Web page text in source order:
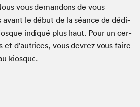
vous deman­dons de vous
avant le début de la séance de dédi­
indiqué plus haut. Pour un cer­
et d’autrices, vous devrez vous faire
kiosque.